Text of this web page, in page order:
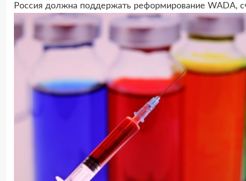
Россия должна поддержать реформирование WADA,